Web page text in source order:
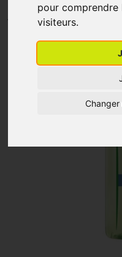
pour comprendre
visiteurs.
PIERRE FABRE -